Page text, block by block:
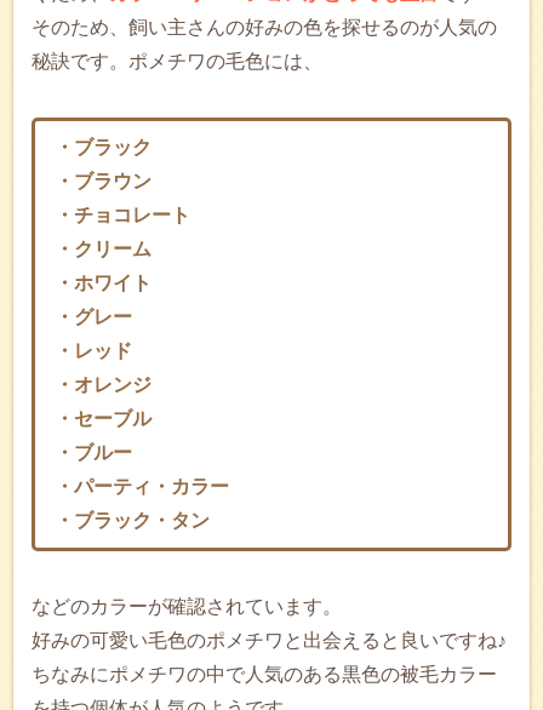
そのため、飼い主さんの好みの色を探せるのが人気の
秘訣です。ポメチワの毛色には、
・ブラック
・ブラウン
・チョコレート
・クリーム
・ホワイト
・グレー
・レッド
・オレンジ
・セーブル
・ブルー
・パーティ・カラー
・ブラック・タン
などのカラーが確認されています。
好みの可愛い毛色のポメチワと出会えると良いですね♪
ちなみにポメチワの中で人気のある黒色の被毛カラー